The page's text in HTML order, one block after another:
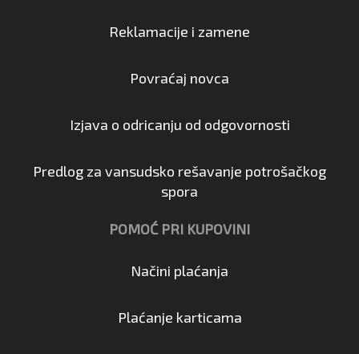
Reklamacije i zamene
Povraćaj novca
Izjava o odricanju od odgovornosti
Predlog za vansudsko rešavanje potrošačkog
spora
POMOĆ PRI KUPOVINI
Načini plaćanja
Plaćanje karticama